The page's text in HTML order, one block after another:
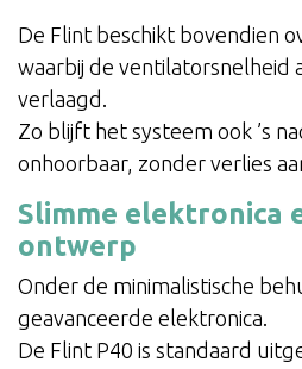
De Flint beschikt bovendien
waarbij de ventilatorsnelheid
verlaagd.
Zo blijft het systeem ook ’s
onhoorbaar, zonder verlies
Slimme elektronica
ontwerp
Onder de minimalistische
geavanceerde elektronica.
De Flint P40 is standaard